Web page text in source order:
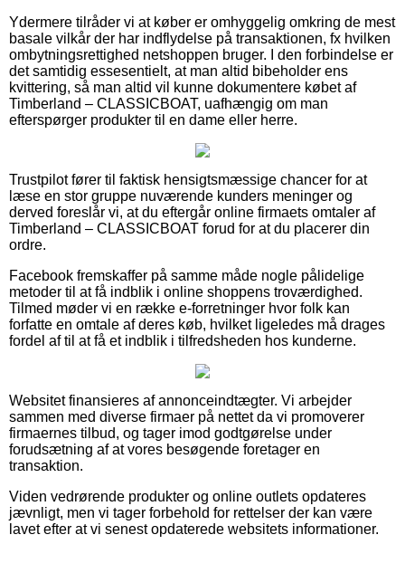
Ydermere tilråder vi at køber er omhyggelig omkring de mest
basale vilkår der har indflydelse på transaktionen, fx hvilken
ombytningsrettighed netshoppen bruger. I den forbindelse er
det samtidig essesentielt, at man altid bibeholder ens
kvittering, så man altid vil kunne dokumentere købet af
Timberland – CLASSICBOAT, uafhængig om man
efterspørger produkter til en dame eller herre.
Trustpilot fører til faktisk hensigtsmæssige chancer for at
læse en stor gruppe nuværende kunders meninger og
derved foreslår vi, at du eftergår online firmaets omtaler af
Timberland – CLASSICBOAT forud for at du placerer din
ordre.
Facebook fremskaffer på samme måde nogle pålidelige
metoder til at få indblik i online shoppens troværdighed.
Tilmed møder vi en række e-forretninger hvor folk kan
forfatte en omtale af deres køb, hvilket ligeledes må drages
fordel af til at få et indblik i tilfredsheden hos kunderne.
Websitet finansieres af annonceindtægter. Vi arbejder
sammen med diverse firmaer på nettet da vi promoverer
firmaernes tilbud, og tager imod godtgørelse under
forudsætning af at vores besøgende foretager en
transaktion.
Viden vedrørende produkter og online outlets opdateres
jævnligt, men vi tager forbehold for rettelser der kan være
lavet efter at vi senest opdaterede websitets informationer.